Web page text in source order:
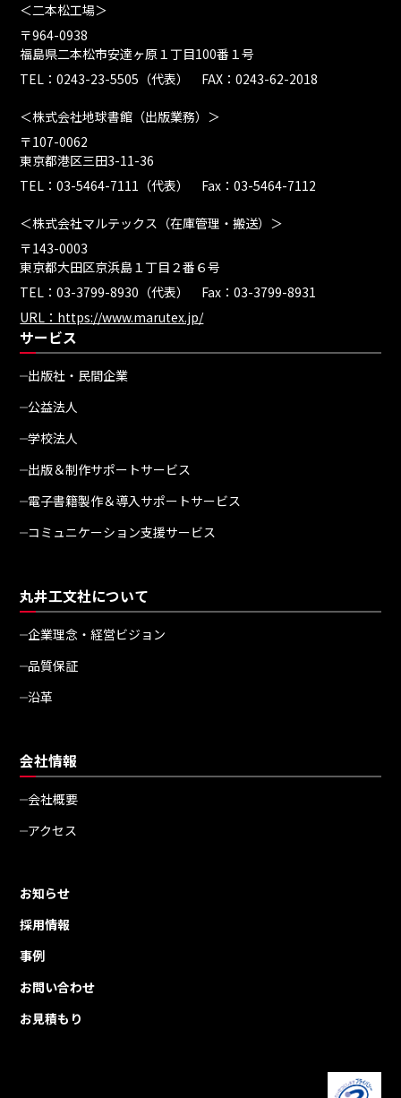
＜二本松工場＞
〒964-0938
福島県二本松市安達ヶ原１丁目100番１号
TEL：0243-23-5505（代表） FAX：0243-62-2018
＜株式会社地球書館（出版業務）＞
〒107-0062
東京都港区三田3-11-36
TEL：03-5464-7111（代表） Fax：03-5464-7112
＜株式会社マルテックス（在庫管理・搬送）＞
〒143-0003
東京都大田区京浜島１丁目２番６号
TEL：03-3799-8930（代表） Fax：03-3799-8931
URL：https://www.marutex.jp/
サービス
出版社・民間企業
公益法人
学校法人
出版＆制作サポートサービス
電子書籍製作＆導入サポートサービス
コミュニケーション支援サービス
丸井工文社について
企業理念・経営ビジョン
品質保証
沿革
会社情報
会社概要
アクセス
お知らせ
採用情報
事例
お問い合わせ
お見積もり